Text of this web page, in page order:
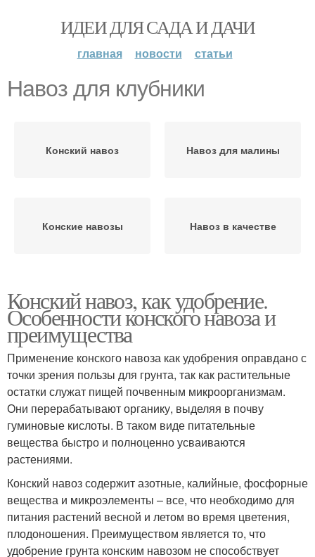
ИДЕИ ДЛЯ САДА И ДАЧИ
главная новости статьи
Навоз для клубники
Конский навоз Навоз для малины
Конские навозы Навоз в качестве
Конский навоз, как удобрение.
Особенности конского навоза и
преимущества
Применение конского навоза как удобрения оправдано с
точки зрения пользы для грунта, так как растительные
остатки служат пищей почвенным микроорганизмам.
Они перерабатывают органику, выделяя в почву
гуминовые кислоты. В таком виде питательные
вещества быстро и полноценно усваиваются
растениями.
Конский навоз содержит азотные, калийные, фосфорные
вещества и микроэлементы – все, что необходимо для
питания растений весной и летом во время цветения,
плодоношения. Преимуществом является то, что
удобрение грунта конским навозом не способствует